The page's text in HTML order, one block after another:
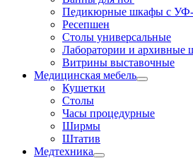
Педикюрные шкафы с УФ-
Ресепшен
Столы универсальные
Лаборатории и архивные
Витрины выставочные
Медицинская мебель
Кушетки
Столы
Часы процедурные
Ширмы
Штатив
Медтехника